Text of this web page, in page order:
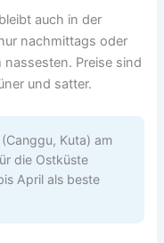
auch in der
nachmittags oder
Preise sind
und satter.
Kuta) am
die Ostküste
April als beste